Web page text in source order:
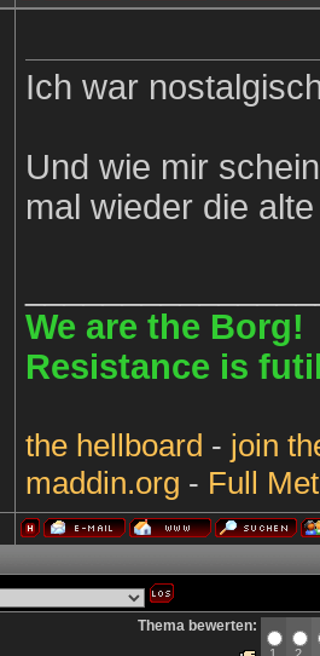
Ich war
Und wie mir
mal wieder die
We are the Borg!
Resistance is
the hellboard - join
maddin.org - Full
Thema bewerten: